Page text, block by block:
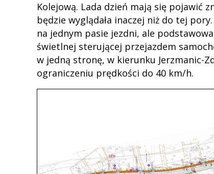
Kolejową. Lada dzień mają się pojawić
będzie wyglądała inaczej niż do tej
na jednym pasie jezdni, ale
świetlnej sterującej przejazdem
w jedną stronę, w kierunku Jerzmanic-
ograniczeniu prędkości do 40 km/h.